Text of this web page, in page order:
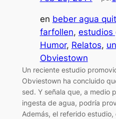
en beber agua
farfollen, estudios
Humor, Relatos,
Obviestown
Un reciente estudio
Obviestown ha concluido
sed. Y señala que, a medio
ingesta de agua, podría
Además, el referido